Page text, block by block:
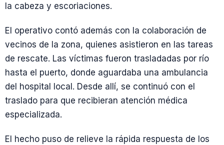
la cabeza y escoriaciones.
El operativo contó además con la colaboración de
vecinos de la zona, quienes asistieron en las tareas
de rescate. Las víctimas fueron trasladadas por río
hasta el puerto, donde aguardaba una ambulancia
del hospital local. Desde allí, se continuó con el
traslado para que recibieran atención médica
especializada.
El hecho puso de relieve la rápida respuesta de los